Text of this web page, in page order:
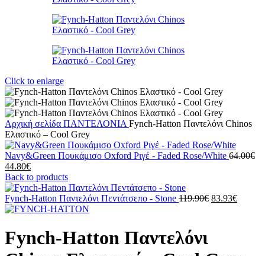
Click to enlarge
Αρχική σελίδα ΠΑΝΤΕΛΟΝΙΑ Fynch-Hatton Παντελόνι Chinos
Ελαστικό – Cool Grey
Navy&Green Πουκάμισο Oxford Ριγέ - Faded Rose/White 64.00€
44.80€Η
τρέχουσα
τιμή
είναι:
44.80€.
Back to products
Fynch-Hatton Παντελόνι Πεντάτσεπο - Stone 119.90€ Original
83.93€Η
Fynch-Hatton Παντελόνι